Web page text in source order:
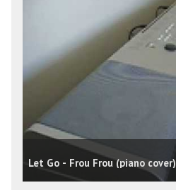
Let Go - Frou Frou (piano cover)